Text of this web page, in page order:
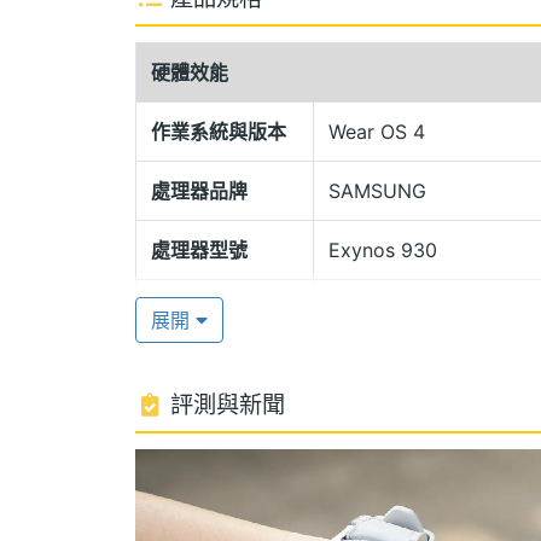
SAMSUNG Galaxy Watch6 40mm 擁有
810H 軍規認證，適合在多種環境下使用
帶，提升配戴舒適度，也能輕鬆替換錶
時間，具有 WPC 無線充電，且支援快充
三星 Exynos W930 處理器
SAMSUNG Galaxy Watch6 40mm 運行
面，搭載 SAMSUNG Exynos W930 ,
，並支援 Wi-Fi 4、藍牙 5.3、NFC、
心律不整提醒
測、睡眠偵測、心電圖、血壓、連續血
硬體效能
作業系統與版本 Wear OS 4
處理器品牌 SAMSUNG
處理器型號 Exynos 930
處理器時脈
RAM記憶體 2 GB
展開
評測與新聞